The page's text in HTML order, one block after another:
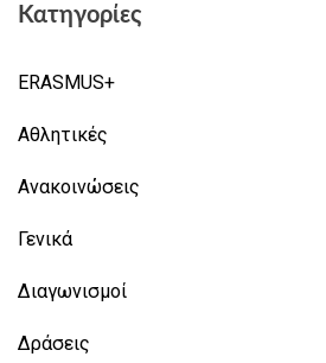
Κατηγορίες
ERASMUS+
Αθλητικές
Ανακοινώσεις
Γενικά
Διαγωνισμοί
Δράσεις